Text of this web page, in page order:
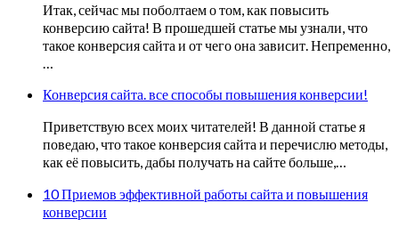
Итак, сейчас мы поболтаем о том, как повысить
конверсию сайта! В прошедшей статье мы узнали, что
такое конверсия сайта и от чего она зависит. Непременно,
…
Конверсия сайта. все способы повышения конверсии!
Приветствую всех моих читателей! В данной статье я
поведаю, что такое конверсия сайта и перечислю методы,
как её повысить, дабы получать на сайте больше,…
10 Приемов эффективной работы сайта и повышения
конверсии